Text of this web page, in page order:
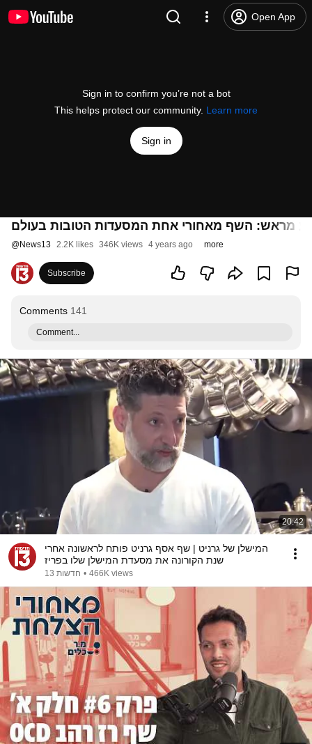
Open App
Sign in to confirm you’re not a bot
This helps protect our community. Learn more
Sign in
@News13 2.2K likes 346K views 4 years ago more
Subscribe
Comments 141
Comment...
20:42
המישלן של גרניט | שף אסף גרניט פותח לראשונה אחרי
שנת הקורונה את מסעדת המישלן שלו בפריז
חדשות 13 • 466K views